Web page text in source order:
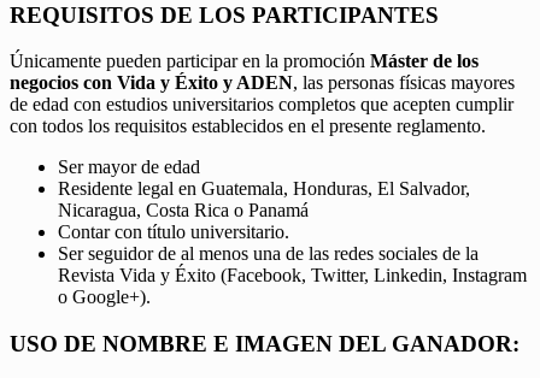
REQUISITOS DE LOS PARTICIPANTES
Únicamente pueden participar en la promoción Máster de los
negocios con Vida y Éxito y ADEN, las personas físicas mayores
de edad con estudios universitarios completos que acepten cumplir
con todos los requisitos establecidos en el presente reglamento.
Ser mayor de edad
Residente legal en Guatemala, Honduras, El Salvador,
Nicaragua, Costa Rica o Panamá
Contar con título universitario.
Ser seguidor de al menos una de las redes sociales de la
Revista Vida y Éxito (Facebook, Twitter, Linkedin, Instagram
o Google+).
USO DE NOMBRE E IMAGEN DEL GANADOR: